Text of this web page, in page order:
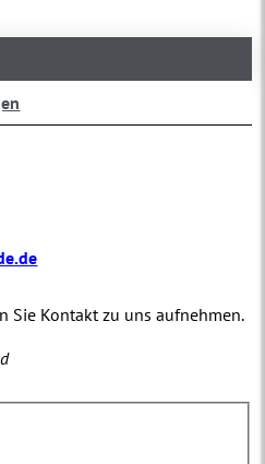
Sie Kontakt zu uns aufnehmen.